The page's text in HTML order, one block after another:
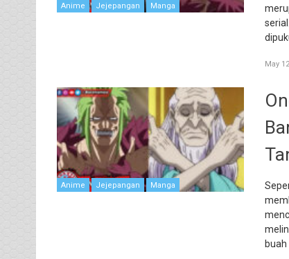
Anime Jejepangan Manga
May
Anime Jejepangan Manga